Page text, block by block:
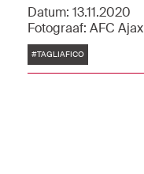
Datum: 13.11.2020
Fotograaf: AFC Ajax
Tags
#TAGLIAFICO